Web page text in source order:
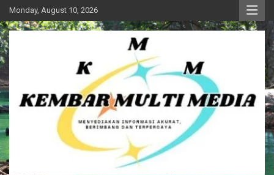
Skip
to
content
Monday, August 10, 2026